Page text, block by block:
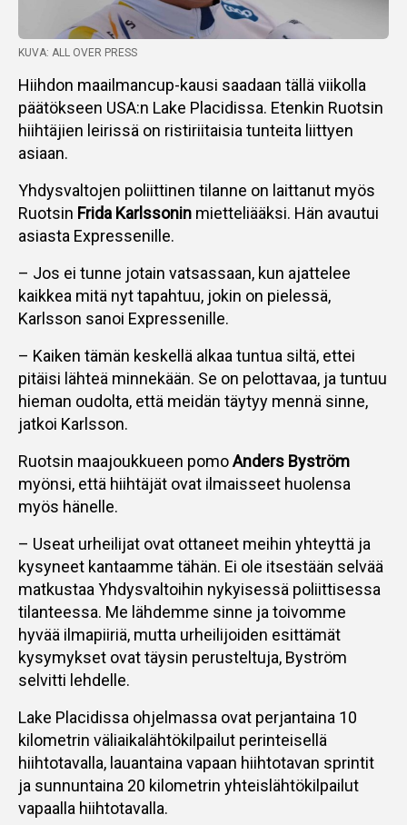
KUVA: ALL OVER PRESS
Hiihdon maailmancup-kausi saadaan tällä viikolla
päätökseen USA:n Lake Placidissa. Etenkin Ruotsin
hiihtäjien leirissä on ristiriitaisia tunteita liittyen
asiaan.
Yhdysvaltojen poliittinen tilanne on laittanut myös
Ruotsin Frida Karlssonin mietteliääksi. Hän avautui
asiasta Expressenille.
– Jos ei tunne jotain vatsassaan, kun ajattelee
kaikkea mitä nyt tapahtuu, jokin on pielessä,
Karlsson sanoi Expressenille.
– Kaiken tämän keskellä alkaa tuntua siltä, ettei
pitäisi lähteä minnekään. Se on pelottavaa, ja tuntuu
hieman oudolta, että meidän täytyy mennä sinne,
jatkoi Karlsson.
Ruotsin maajoukkueen pomoAnders Byström
myönsi, että hiihtäjät ovat ilmaisseet huolensa
myös hänelle.
– Useat urheilijat ovat ottaneet meihin yhteyttä ja
kysyneet kantaamme tähän. Ei ole itsestään selvää
matkustaa Yhdysvaltoihin nykyisessä poliittisessa
tilanteessa. Me lähdemme sinne ja toivomme
hyvää ilmapiiriä, mutta urheilijoiden esittämät
kysymykset ovat täysin perusteltuja, Byström
selvitti lehdelle.
Lake Placidissa ohjelmassa ovat perjantaina 10
kilometrin väliaikalähtökilpailut perinteisellä
hiihtotavalla, lauantaina vapaan hiihtotavan sprintit
ja sunnuntaina 20 kilometrin yhteislähtökilpailut
vapaalla hiihtotavalla.